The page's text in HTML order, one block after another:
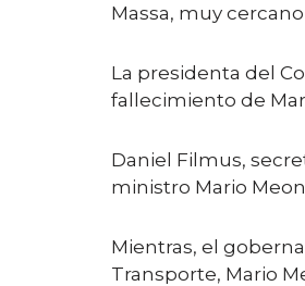
Massa, muy
La presidenta del
fallecimiento de
Daniel Filmus,
ministro Mario
Mientras, el
Transporte, Mario